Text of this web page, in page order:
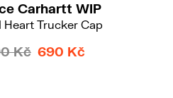
Carhartt WIP
Heart Trucker Cap
Kč 690 Kč